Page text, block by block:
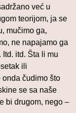
već u
teorijom, ja se
mučimo ga,
ne napajamo ga
itd. Šta li mu
ili
čudimo što
se sa naše
bi drugom, nego –